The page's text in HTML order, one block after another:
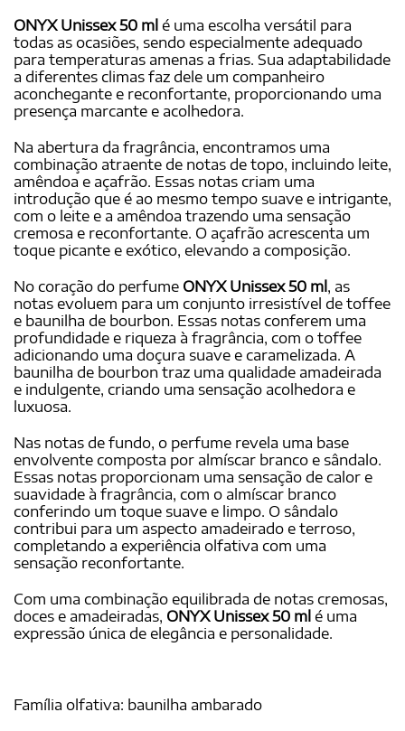
ONYX Unissex 50 ml é uma escolha versátil para
todas as ocasiões, sendo especialmente adequado
para temperaturas amenas a frias. Sua adaptabilidade
a diferentes climas faz dele um companheiro
aconchegante e reconfortante, proporcionando uma
presença marcante e acolhedora.
Na abertura da fragrância, encontramos uma
combinação atraente de notas de topo, incluindo leite,
amêndoa e açafrão. Essas notas criam uma
introdução que é ao mesmo tempo suave e intrigante,
com o leite e a amêndoa trazendo uma sensação
cremosa e reconfortante. O açafrão acrescenta um
toque picante e exótico, elevando a composição.
No coração do perfume ONYX Unissex 50 ml , as
notas evoluem para um conjunto irresistível de toffee
e baunilha de bourbon. Essas notas conferem uma
profundidade e riqueza à fragrância, com o toffee
adicionando uma doçura suave e caramelizada. A
baunilha de bourbon traz uma qualidade amadeirada
e indulgente, criando uma sensação acolhedora e
luxuosa.
Nas notas de fundo, o perfume revela uma base
envolvente composta por almíscar branco e sândalo.
Essas notas proporcionam uma sensação de calor e
suavidade à fragrância, com o almíscar branco
conferindo um toque suave e limpo. O sândalo
contribui para um aspecto amadeirado e terroso,
completando a experiência olfativa com uma
sensação reconfortante.
Com uma combinação equilibrada de notas cremosas,
doces e amadeiradas, ONYX Unissex 50 ml é uma
expressão única de elegância e personalidade.
Família olfativa: baunilha ambarado